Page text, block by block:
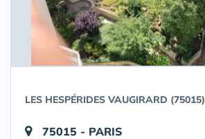
LES HESPÉRIDES VAUGIRARD (75015)
75015 - PARIS